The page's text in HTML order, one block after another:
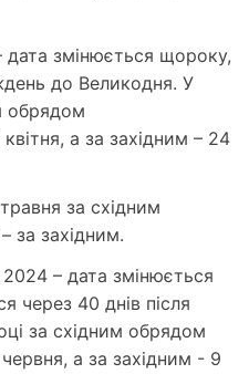
дата змінюється щороку,
до Великодня. У
обрядом
а за західним – 24
за східним
за західним.
– дата змінюється
через 40 днів після
за східним обрядом
а за західним - 9